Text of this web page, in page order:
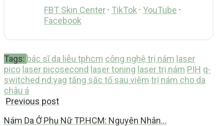
FBT Skin Center · TikTok · YouTube ·
Facebook
Tags: bác sĩ da liễu tphcm công nghệ trị nám laser
pico laser picosecond laser toning laser trị nám PIH q-
switched nd:yag tăng sắc tố sau viêm trị nám cho da
châu á
Previous post
Nám Da Ở Phụ Nữ TP.HCM: Nguyên Nhân…